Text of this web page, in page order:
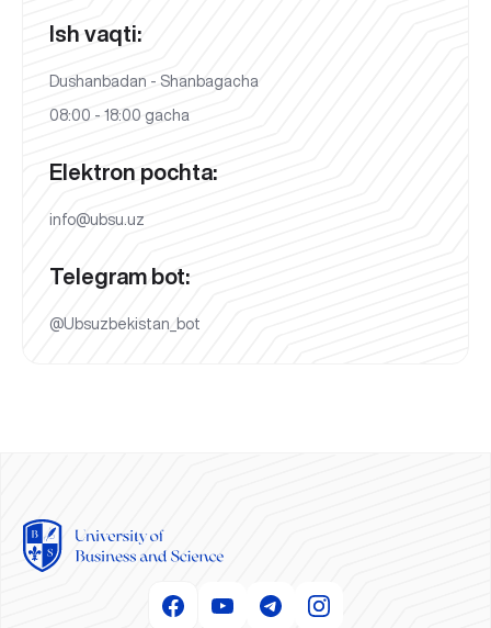
Ish vaqti:
Dushanbadan - Shanbagacha
08:00 - 18:00 gacha
Elektron pochta:
info@ubsu.uz
Telegram bot:
@Ubsuzbekistan_bot